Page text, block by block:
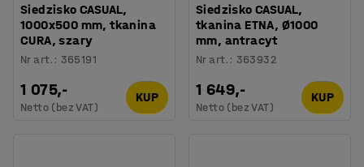
Siedzisko CASUAL,
1000x500 mm, tkanina
CURA, szary
Nr art. : 365191
1 075,-
Netto (bez VAT)
KUP
Siedzisko CASUAL,
tkanina ETNA, Ø1000
mm, antracyt
Nr art. : 363932
1 649,-
Netto (bez VAT)
KUP